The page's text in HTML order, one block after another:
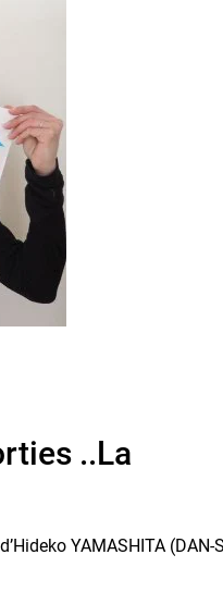
..La
YAMASHITA (DAN-